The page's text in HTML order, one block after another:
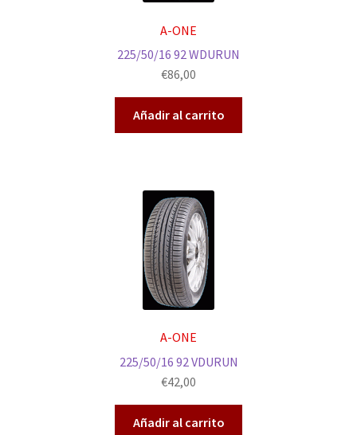
A-ONE
225/50/16 92 WDURUN
€86,00
Añadir al carrito
A-ONE
225/50/16 92 VDURUN
€42,00
Añadir al carrito